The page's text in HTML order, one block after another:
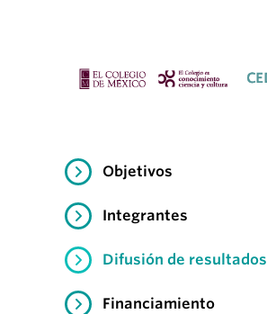
Objetivos
Integrantes
Difusión de resultados
Financiamiento